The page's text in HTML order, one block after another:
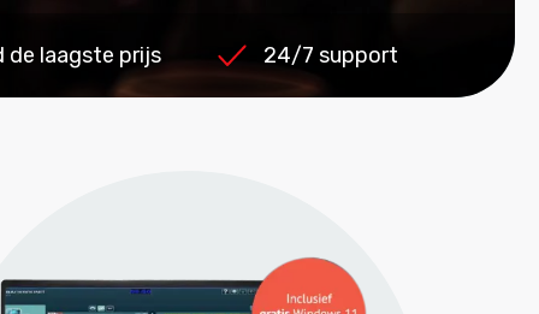
de laagste prijs 24/7 support